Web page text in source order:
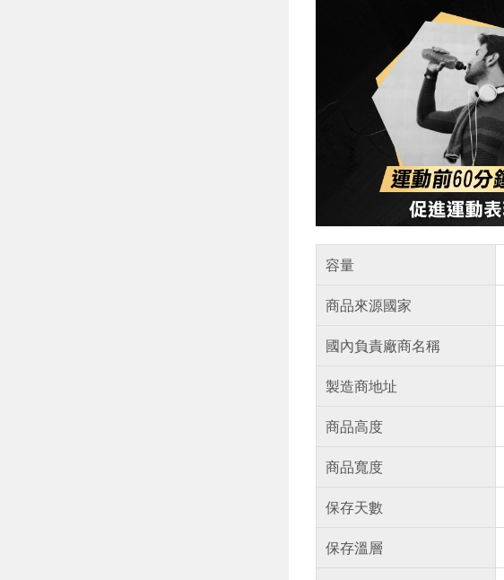
容量
商品來源國家
國內負責廠商名稱
製造商地址
商品高度
商品寬度
保存天數
保存溫層